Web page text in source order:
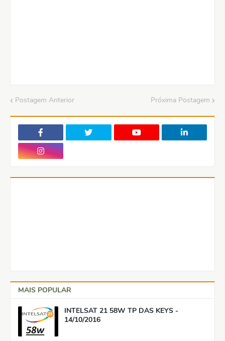
Postagem Anterior Próxima Postagem
MAIS POPULAR
INTELSAT 21 58W TP DAS KEYS -
14/10/2016